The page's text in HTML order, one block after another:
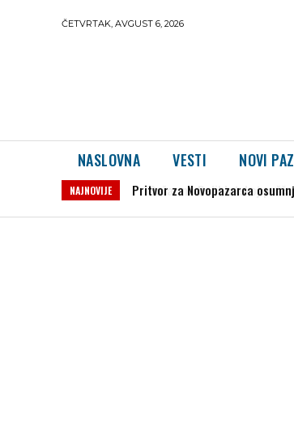
ČETVRTAK, AVGUST 6, 2026
NASLOVNA VESTI NOVI
NAJNOVIJE Požar na Deliblatskoj